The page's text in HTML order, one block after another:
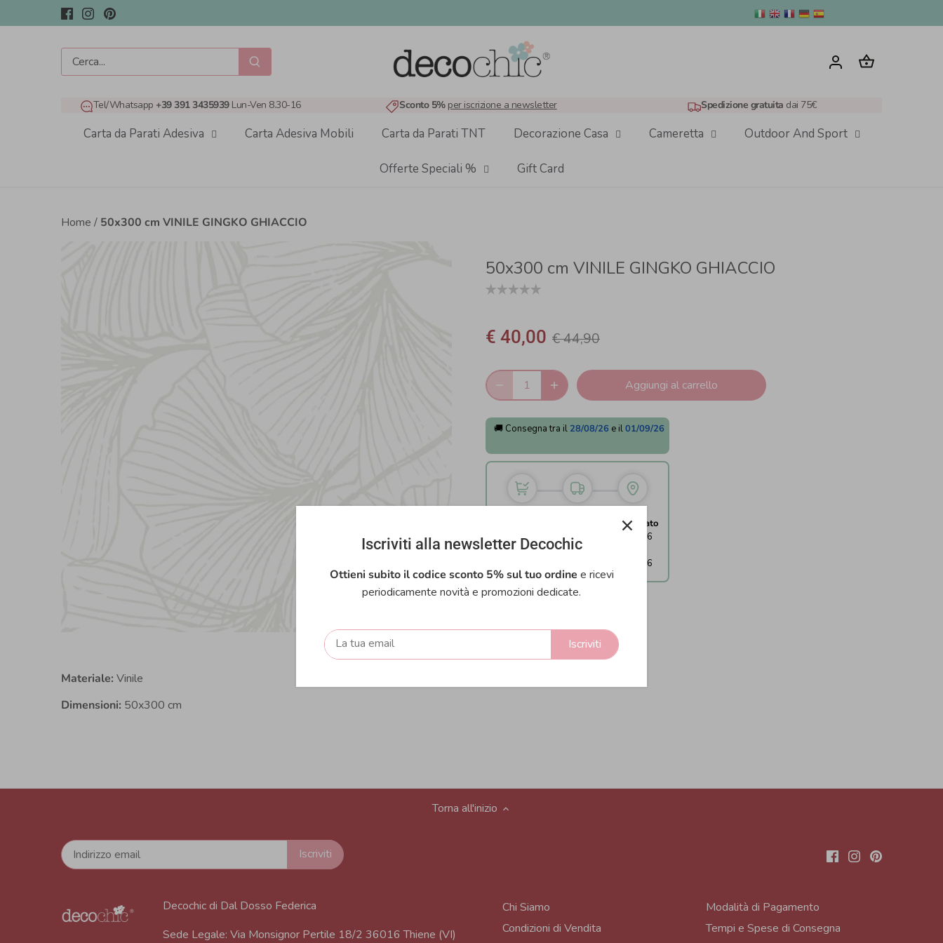
al
Tel/Whatsapp +39 391 3435939 Lun-Ven 8.30-16 Sconto 5% per iscrizione a newsletter Spedizione gratuita dai 75€
Carta da Parati Adesiva Carta Adesiva Mobili Carta da Parati TNT Decorazione Casa Cameretta Outdoor And Sport
Offerte Speciali % Gift Card
Home / 50x300 cm VINILE GINGKO GHIACCIO
50x300 cm VINILE GINGKO GHIACCIO
€ 40,00 € 44,90
Aggiungi al carrello
🚚 Consegna tra il 28/08/26 e il01/09/26
07/08/26
26/08/26
→
Consegnato
28/08/26
01/09/26
Materiale: Vinile
Dimensioni: 50x300 cm
Chi Siamo
Modalità di Pagamento
Iscriviti alla newsletter Decochic
Ottieni subito il codice sconto 5% sul tuo ordine e ricevi
periodicamente novità e promozioni dedicate.
Iscriviti